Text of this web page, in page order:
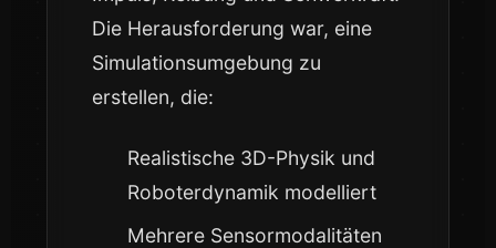
Die Herausforderung war, eine
Simulationsumgebung zu
erstellen, die:
Realistische 3D-Physik und
Roboterdynamik modelliert
Mehrere Sensormodalitäten